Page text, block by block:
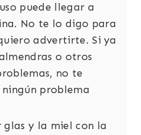
puede llegar a
No te lo digo para
advertirte. Si ya
o otros
no te
problema
glas y la miel con la